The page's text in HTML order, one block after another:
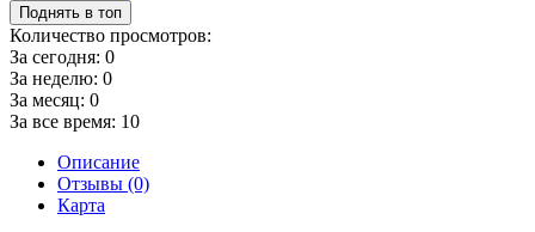
Поднять в топ
Количество просмотров:
За сегодня: 0
За неделю: 0
За месяц: 0
За все время: 10
Описание
Отзывы (0)
Карта